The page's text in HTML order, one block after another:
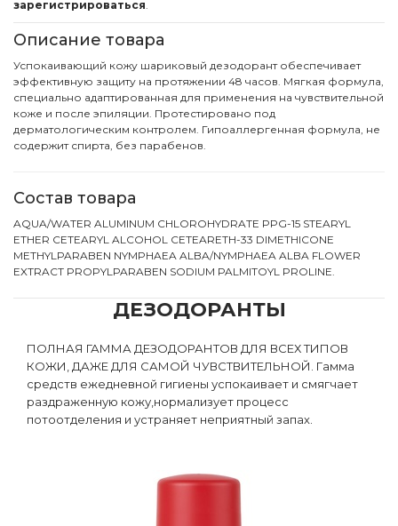
зарегистрироваться.
Описание товара
Успокаивающий кожу шариковый дезодорант обеспечивает
эффективную защиту на протяжении 48 часов. Мягкая формула,
специально адаптированная для применения на чувствительной
коже и после эпиляции. Протестировано под
дерматологическим контролем. Гипоаллергенная формула, не
содержит спирта, без парабенов.
Состав товара
AQUA/WATER ALUMINUM CHLOROHYDRATE PPG-15 STEARYL
ETHER CETEARYL ALCOHOL CETEARETH-33 DIMETHICONE
METHYLPARABEN NYMPHAEA ALBA/NYMPHAEA ALBA FLOWER
EXTRACT PROPYLPARABEN SODIUM PALMITOYL PROLINE.
ДЕЗОДОРАНТЫ
ПОЛНАЯ ГАММА ДЕЗОДОРАНТОВ ДЛЯ ВСЕХ ТИПОВ
КОЖИ, ДАЖЕ ДЛЯ САМОЙ ЧУВСТВИТЕЛЬНОЙ. Гамма
средств ежедневной гигиены успокаивает и смягчает
раздраженную кожу,нормализует процесс
потоотделения и устраняет неприятный запах.